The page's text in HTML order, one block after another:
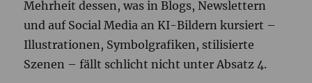
Mehrheit dessen, was in Blogs, Newslettern
und auf Social Media an KI-Bildern kursiert –
Illustrationen, Symbolgrafiken, stilisierte
Szenen – fällt schlicht nicht unter Absatz 4.